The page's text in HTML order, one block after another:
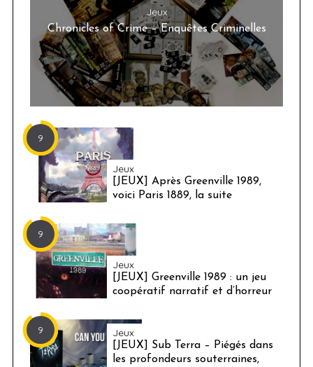
Jeux
Chronicles of Crime – Enquêtes Criminelles
9
Jeux
[JEUX] Après Greenville 1989,
voici Paris 1889, la suite
9
Jeux
[JEUX] Greenville 1989 : un jeu
coopératif narratif et d’horreur
9 Jeux
[JEUX] Sub Terra – Piégés dans
les profondeurs souterraines,